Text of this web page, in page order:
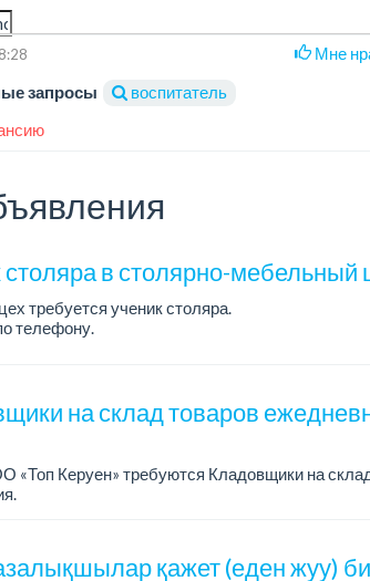
Мне
запросы
воспитатель
в столярно-мебельный
требуется ученик столяра.
телефону.
на склад товаров
«Топ Керуен» требуются Кладовщики на
қажет (еден жуу)